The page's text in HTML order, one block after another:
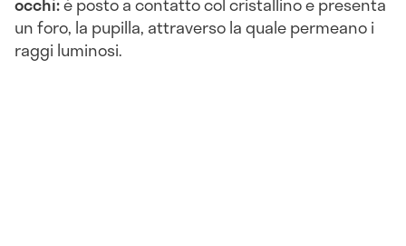
un foro, la pupilla, attraverso la quale permeano i
raggi luminosi.